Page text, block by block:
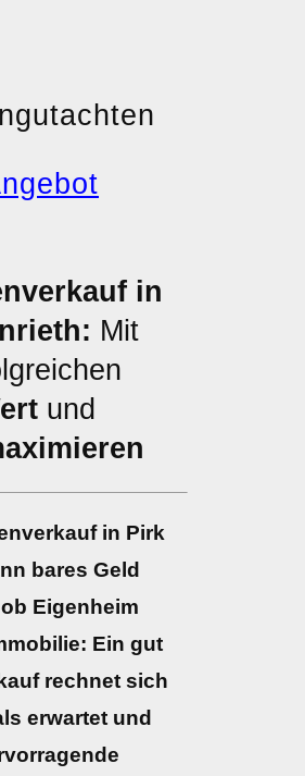
in
Mit
und
in Pirk
bares Geld
Eigenheim
Ein gut
rechnet sich
erwartet und